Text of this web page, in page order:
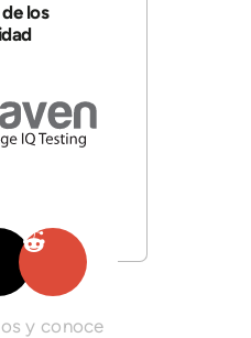
los
y conoce